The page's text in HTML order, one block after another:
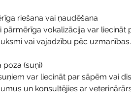
riešana vai ņaudēšana
pārmērīga vokalizācija var
vai vajadzību pēc
poza (suņi)
var liecināt par sāpēm vai
un konsultējies ar